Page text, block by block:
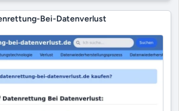
Bei-Datenverlust